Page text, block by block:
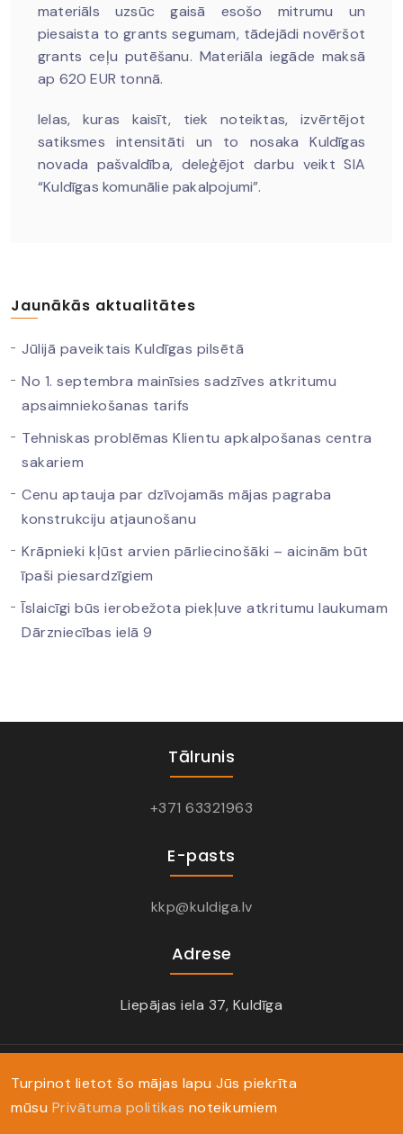
materiāls uzsūc gaisā esošo mitrumu un
piesaista to grants segumam, tādejādi novēršot
grants ceļu putēšanu. Materiāla iegāde maksā
ap 620 EUR tonnā.
Ielas, kuras kaisīt, tiek noteiktas, izvērtējot
satiksmes intensitāti un to nosaka Kuldīgas
novada pašvaldība, deleģējot darbu veikt SIA
“Kuldīgas komunālie pakalpojumi”.
Jaunākās aktualitātes
Jūlijā paveiktais Kuldīgas pilsētā
No 1. septembra mainīsies sadzīves atkritumu
apsaimniekošanas tarifs
Tehniskas problēmas Klientu apkalpošanas centra
sakariem
Cenu aptauja par dzīvojamās mājas pagraba
konstrukciju atjaunošanu
Krāpnieki kļūst arvien pārliecinošāki – aicinām būt
īpaši piesardzīgiem
Īslaicīgi būs ierobežota piekļuve atkritumu laukumam
Dārzniecības ielā 9
Tālrunis
+371 63321963
E-pasts
kkp@kuldiga.lv
Adrese
Liepājas iela 37, Kuldīga
Turpinot lietot šo mājas lapu Jūs piekrīta
mūsu Privātuma politikas noteikumiem